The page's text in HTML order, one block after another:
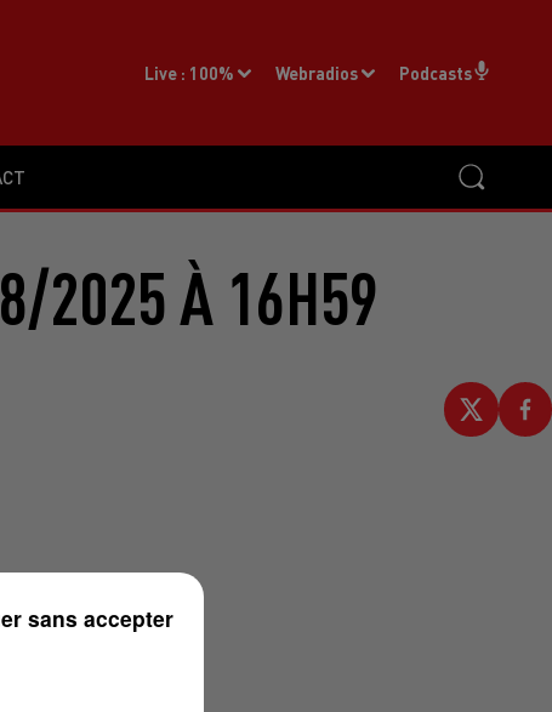
Live : 100% Webradios Podcasts
2025 À 16H59
sans accepter